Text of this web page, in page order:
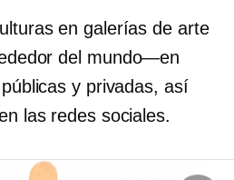
en galerías de arte
del mundo—en
y privadas, así
las redes sociales.